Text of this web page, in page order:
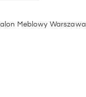
Meblowy Warszawa,